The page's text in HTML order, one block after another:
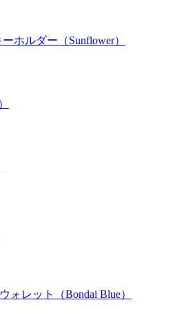
ホルダー（Sunflower）
ォレット（Bondai Blue）